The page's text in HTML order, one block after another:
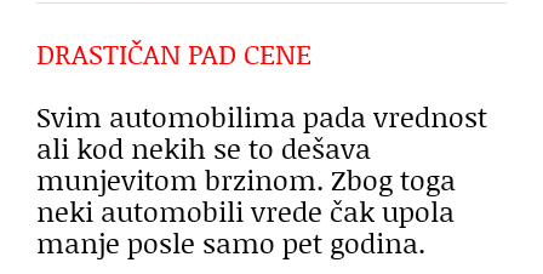
DRASTIČAN PAD CENE
Svim automobilima pada vrednost
ali kod nekih se to dešava
munjevitom brzinom. Zbog toga
neki automobili vrede čak upola
manje posle samo pet godina.